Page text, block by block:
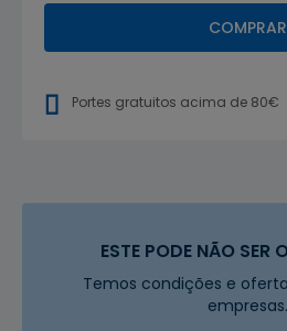
COMPRAR
Portes gratuitos acima de 80€
ESTE PODE NÃO SER
Temos condições e
empresas.